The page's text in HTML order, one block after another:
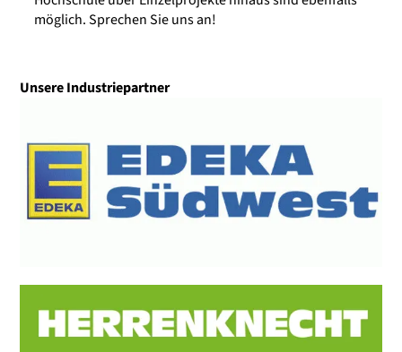
möglich. Sprechen Sie uns an!
Unsere Industriepartner